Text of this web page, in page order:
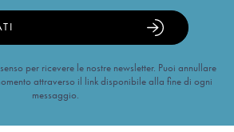
per ricevere le nostre newsletter. Puoi annullare
attraverso il link disponibile alla fine di ogni
messaggio.